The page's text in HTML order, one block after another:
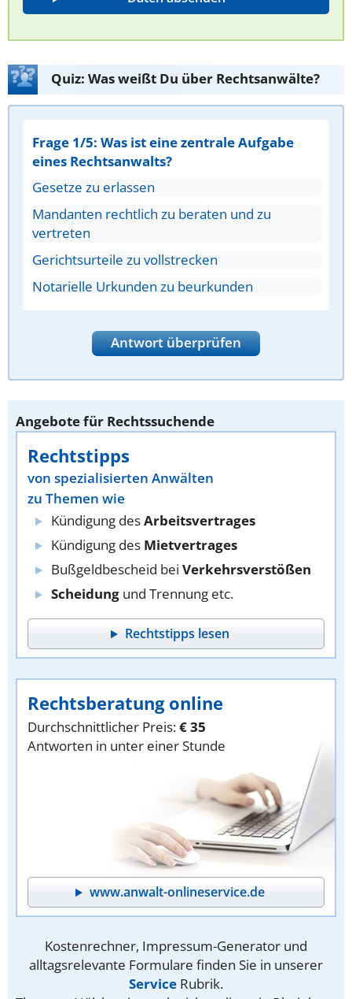
Quiz: Was weißt Du über Rechtsanwälte?
Frage 1/5: Was ist eine zentrale Aufgabe
eines Rechtsanwalts?
Gesetze zu erlassen
Mandanten rechtlich zu beraten und zu
vertreten
Gerichtsurteile zu vollstrecken
Notarielle Urkunden zu beurkunden
Antwort überprüfen
Angebote für Rechtssuchende
Rechtstipps
von spezialisierten Anwälten
zu Themen wie
Kündigung desArbeitsvertrages
Kündigung des Mietvertrages
Bußgeldbescheid bei Verkehrsverstößen
Scheidung und Trennung etc.
Rechtstipps lesen
Rechtsberatung online
Durchschnittlicher Preis:€ 35
Antworten in unter einer Stunde
www.anwalt-onlineservice.de
Kostenrechner, Impressum-Generator und
alltagsrelevante Formulare finden Sie in unserer
Service Rubrik.